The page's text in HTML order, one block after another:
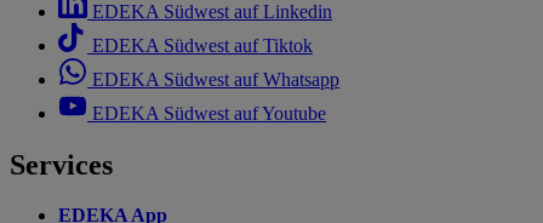
EDEKA Südwest auf Linkedin
EDEKA Südwest auf Tiktok
EDEKA Südwest auf Whatsapp
EDEKA Südwest auf Youtube
Services
EDEKA App